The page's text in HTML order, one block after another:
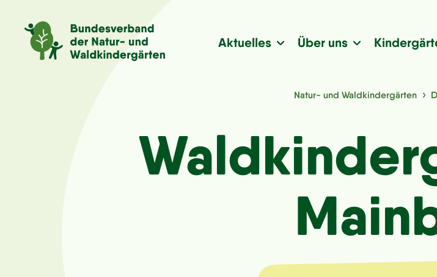
Aktuelles Über uns
Natur- und Waldkindergärten